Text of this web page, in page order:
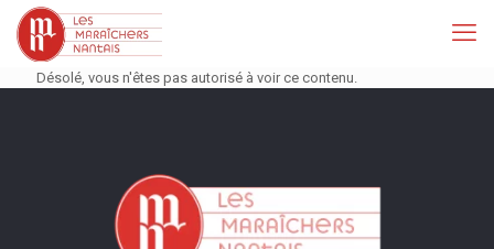
Désolé, vous n'êtes pas autorisé à voir ce contenu.